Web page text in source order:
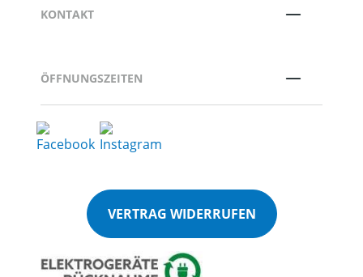
KONTAKT
ÖFFNUNGSZEITEN
VERTRAG WIDERRUFEN